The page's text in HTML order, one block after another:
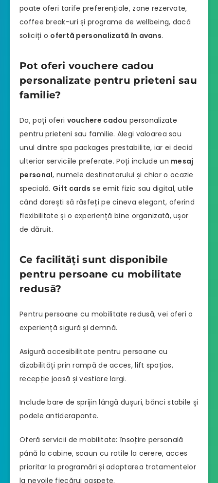
poate oferi tarife preferențiale, zone rezervate,
coffee break-uri și programe de wellbeing, dacă
soliciți o ofertă personalizată în avans.
Pot oferi vouchere cadou
personalizate pentru prieteni sau
familie?
Da, poți oferi vouchere cadou personalizate
pentru prieteni sau familie. Alegi valoarea sau
unul dintre spa packages prestabilite, iar ei decid
ulterior serviciile preferate. Poți include un mesaj
personal, numele destinatarului și chiar o ocazie
specială. Gift cards se emit fizic sau digital, utile
când dorești să răsfeți pe cineva elegant, oferind
flexibilitate și o experiență bine organizată, ușor
de dăruit.
Ce facilități sunt disponibile
pentru persoane cu mobilitate
redusă?
Pentru persoane cu mobilitate redusă, vei oferi o
experiență sigură și demnă.
Asigură accesibilitate pentru persoane cu
dizabilități prin rampă de acces, lift spațios,
recepție joasă și vestiare largi.
Include bare de sprijin lângă dușuri, bănci stabile și
podele antiderapante.
Oferă servicii de mobilitate: însoțire personală
până la cabine, scaun cu rotile la cerere, acces
prioritar la programări și adaptarea tratamentelor
la nevoile fiecărui oaspete.